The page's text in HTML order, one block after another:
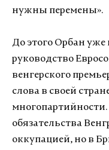
нужны перемены».
До этого Орбан уже
руководство
венгерского
слова в своей
обязательства
оккупацией, но в